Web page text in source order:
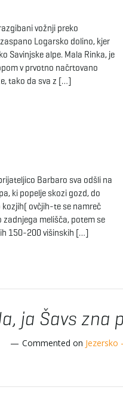
vožnji preko
Logarsko dolino, kjer
Savinjske alpe. Mala Rinka, je
v prvotno načrtovano
tako da sva z […]
Barbaro sva odšli na
ki popelje skozi gozd, do
kozjih( ovčjih-te se namreč
melišča, potem se
150-200 višinskih […]
ja Šavs zna
Commented on Jezersko